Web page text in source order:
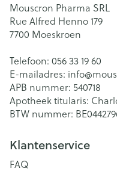
Mouscron Pharma SRL
Rue Alfred Henno 179
7700 Moeskroen
Telefoon: 056 33 19 60
E-mailadres: info@
APB nummer: 540718
Apotheek titularis:
BTW nummer:
Klantenservice
FAQ